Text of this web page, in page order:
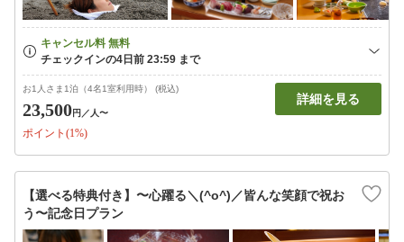
お1人さま1泊（4名1室利用時） (税込)
23,500円 ／人〜
ポイント(1%)
詳細を見る
【選べる特典付き】〜心躍る＼(^o^)／皆んな笑顔で祝お
う〜記念日プラン